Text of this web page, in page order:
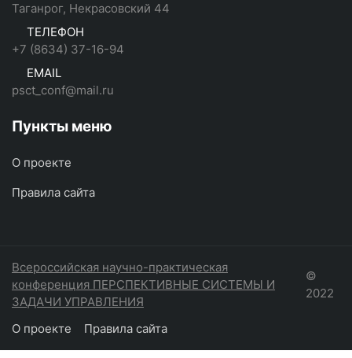
Таганрог, Некрасовский 44
ТЕЛЕФОН
+7 (8634) 37-16-94
EMAIL
psct_conf@mail.ru
Пункты меню
О проекте
Правила сайта
Всероссийская научно-практическая
конференция ПЕРСПЕКТИВНЫЕ СИСТЕМЫ И
ЗАДАЧИ УПРАВЛЕНИЯ
©
2022
О проекте Правила сайта